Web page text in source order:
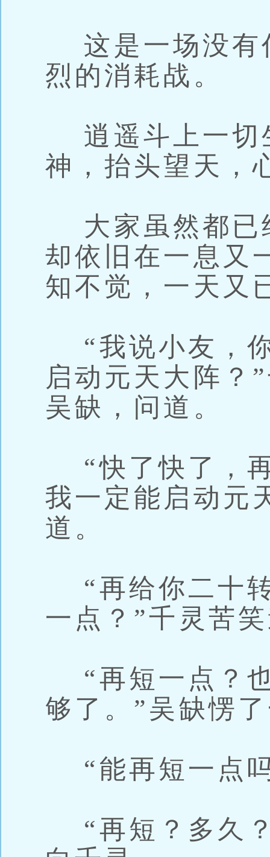
这是一场没有
烈的消耗战。
逍遥斗上一切
神，抬头望天，
大家虽然都已
却依旧在一息又
知不觉，一天又
“我说小友，
启动元天大阵？
吴缺，问道。
“快了快了，
我一定能启动元
道。
“再给你二十
一点？”千灵苦
“再短一点？
够了。”吴缺愣
“能再短一点
“再短？多久